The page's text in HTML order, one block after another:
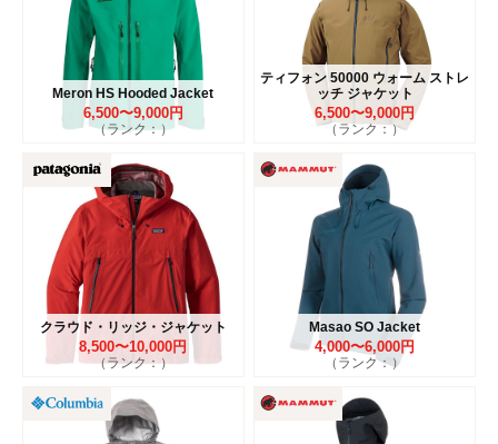
Meron HS Hooded Jacket
6,500〜9,000円
（ランク：）
ティフォン 50000 ウォーム ストレ
ッチ ジャケット
6,500〜9,000円
（ランク：）
クラウド・リッジ・ジャケット
8,500〜10,000円
（ランク：）
Masao SO Jacket
4,000〜6,000円
（ランク：）